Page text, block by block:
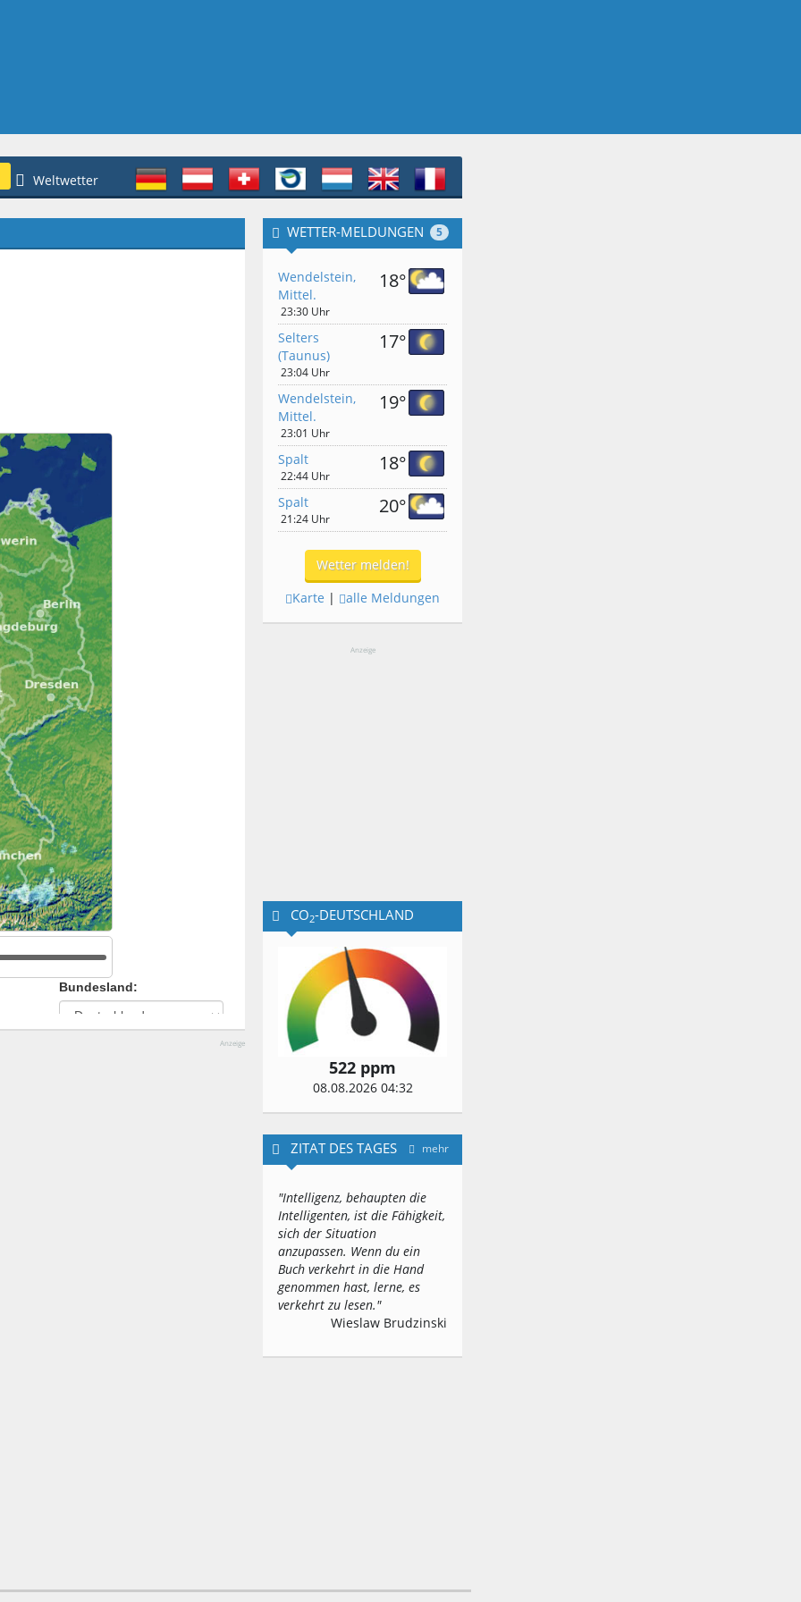
Weltwetter
Anzeige
5
WETTER-MELDUNGEN
Wendelstein,
Mittel.
23:30 Uhr
18°
Selters
(Taunus)
23:04 Uhr
17°
Wendelstein,
Mittel.
23:01 Uhr
19°
Spalt
22:44 Uhr
18°
Spalt
21:24 Uhr
20°
Wetter melden!
Karte | alle Meldungen
Anzeige
CO2-DEUTSCHLAND
522 ppm
08.08.2026 04:32
mehr
ZITAT DES TAGES
"Intelligenz, behaupten die
Intelligenten, ist die Fähigkeit,
sich der Situation
anzupassen. Wenn du ein
Buch verkehrt in die Hand
genommen hast, lerne, es
verkehrt zu lesen."
Wieslaw Brudzinski